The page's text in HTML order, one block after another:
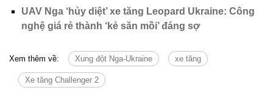
UAV Nga ‘hủy diệt’ xe tăng Leopard Ukraine: Công
nghệ giá rẻ thành ‘kẻ săn mồi’ đáng sợ
Xem thêm về: Xung đột Nga-Ukraine xe tăng
Xe tăng Challenger 2